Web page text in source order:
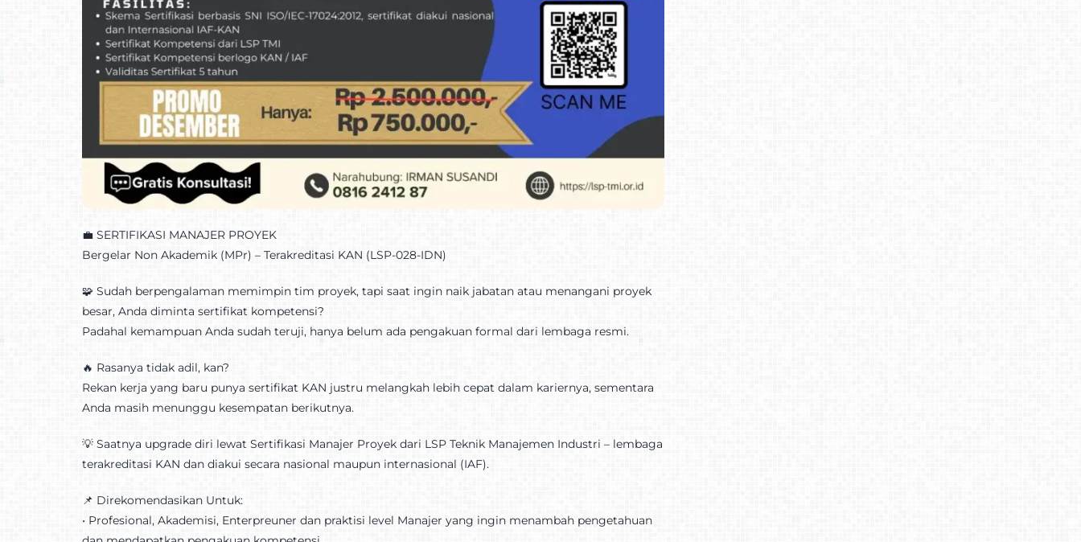
💼 SERTIFIKASI MANAJER PROYEK
Bergelar Non Akademik (MPr) – Terakreditasi KAN (LSP-028-IDN)
🧩 Sudah berpengalaman memimpin tim proyek, tapi saat ingin naik jabatan atau menangani proyek
besar, Anda diminta sertifikat kompetensi?
Padahal kemampuan Anda sudah teruji, hanya belum ada pengakuan formal dari lembaga resmi.
🔥 Rasanya tidak adil, kan?
Rekan kerja yang baru punya sertifikat KAN justru melangkah lebih cepat dalam kariernya, sementara
Anda masih menunggu kesempatan berikutnya.
💡 Saatnya upgrade diri lewat Sertifikasi Manajer Proyek dari LSP Teknik Manajemen Industri – lembaga
terakreditasi KAN dan diakui secara nasional maupun internasional (IAF).
📌 Direkomendasikan Untuk:
•⁠ ⁠Profesional, Akademisi, Enterpreuner dan praktisi level Manajer yang ingin menambah pengetahuan